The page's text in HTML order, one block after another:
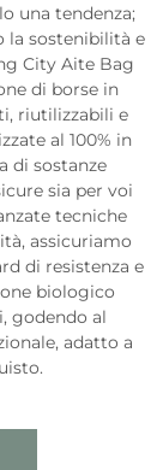
una tendenza;
la sostenibilità e
City Aite Bag
di borse in
riutilizzabili e
al 100% in
di sostanze
sia per voi
tecniche
assicuriamo
di resistenza e
biologico
godendo al
adatto a